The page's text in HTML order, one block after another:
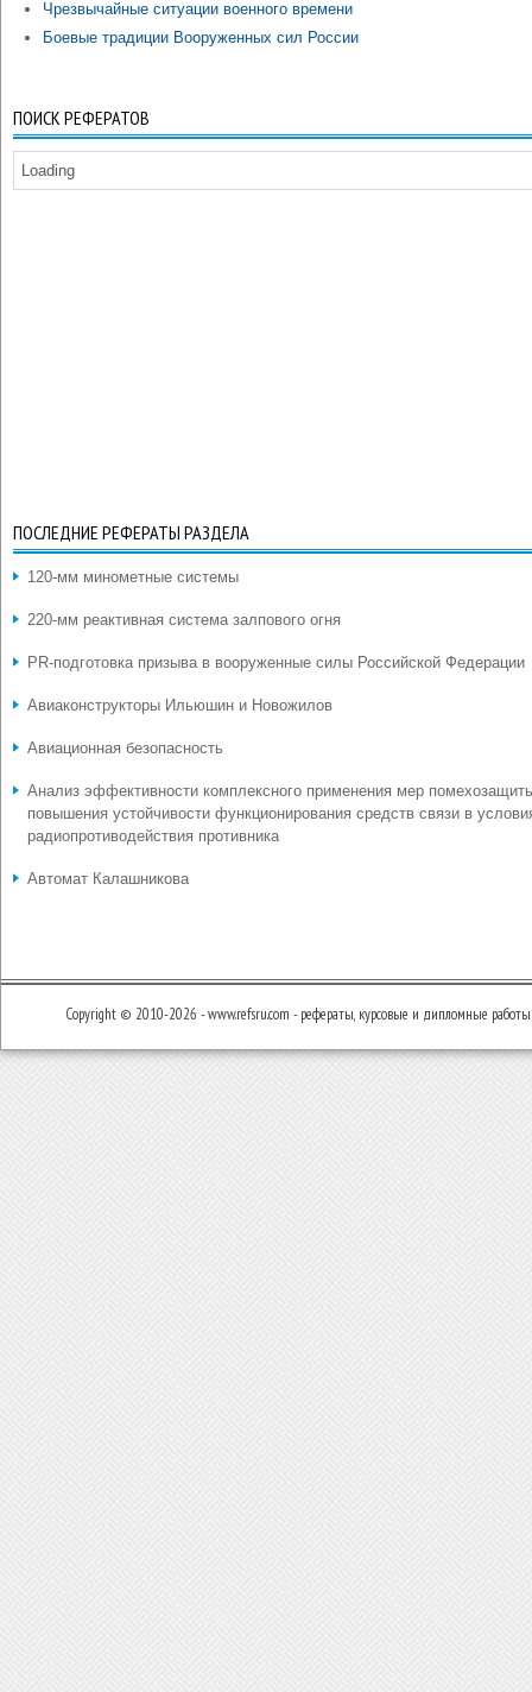
Чрезвычайные ситуации военного времени
Боевые традиции Вооруженных сил России
ПОИСК РЕФЕРАТОВ
Loading
ПОСЛЕДНИЕ РЕФЕРАТЫ РАЗДЕЛА
120-мм минометные системы
220-мм реактивная система залпового огня
PR-подготовка призыва в вооруженные силы Российской Федерации
Авиаконструкторы Ильюшин и Новожилов
Авиационная безопасность
Анализ эффективности комплексного применения мер
повышения устойчивости функционирования средств связи в
радиопротиводействия противника
Автомат Калашникова
Copyright © 2010-2026 - www.refsru.com - рефераты, курсовые и дипломные работы